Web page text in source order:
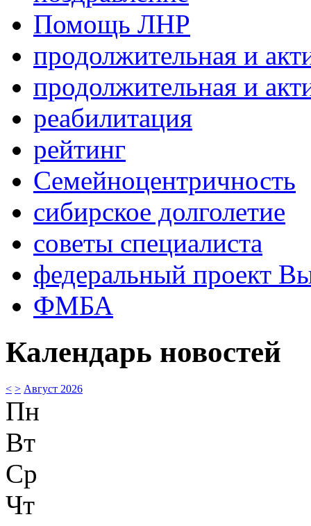
Помощь ЛНР
продолжительная и
продолжительная и
реабилитация
рейтинг
Семейноцентричность
сибирское долголетие
советы специалиста
федеральный проект
ФМБА
Календарь новостей
< > Август 2026
Пн
Вт
Ср
Чт